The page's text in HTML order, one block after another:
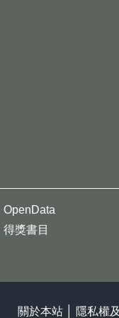
OpenData
得獎書目
關於本站 隱私權